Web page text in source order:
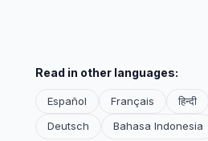
Read in other languages:
Español Français हिन्दी
Deutsch
Bahasa Indonesia